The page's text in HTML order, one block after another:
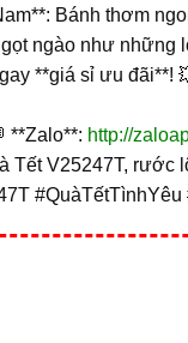
Bánh thơm
ngào như những
**giá sỉ ưu đãi**!
**Zalo**: http://
Tết V25247T, rước